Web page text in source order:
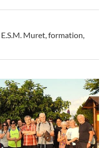
E.S.M. Muret,formation,